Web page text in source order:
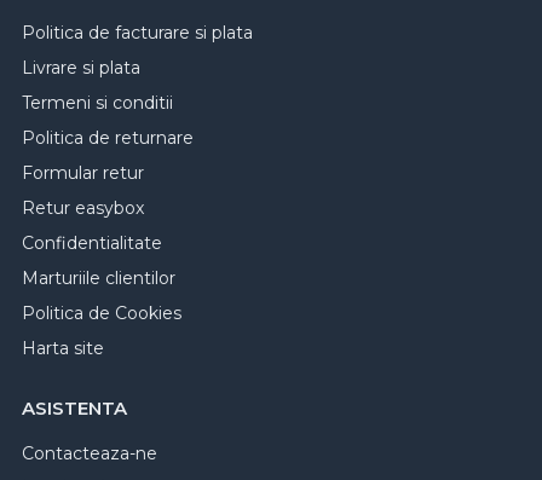
Politica de facturare si plata
Livrare si plata
Termeni si conditii
Politica de returnare
Formular retur
Retur easybox
Confidentialitate
Marturiile clientilor
Politica de Cookies
Harta site
ASISTENTA
Contacteaza-ne